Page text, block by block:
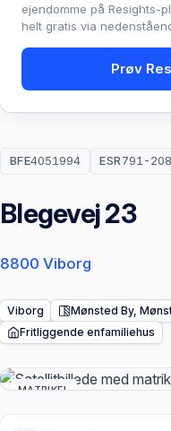
BFE4051994 ESR791-
Blegevej 23
8800 Viborg
Viborg
Mønsted By,
Fritliggende enfamiliehus
MATRIKEL
ejendomme på Resights-
helt gratis via
Prøv